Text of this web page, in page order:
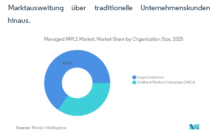
Marktausweitung über traditionelle Unternehmenskunden
hinaus.